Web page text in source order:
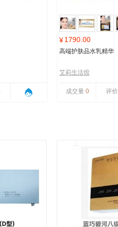
¥1790.00
高端护肤品水乳精华
艾莉生活馆
成交量 0 评价